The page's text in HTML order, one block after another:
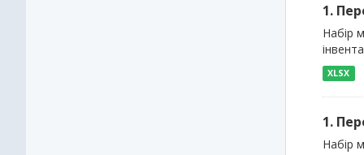
1.
Набір
XLSX
1.
Набір